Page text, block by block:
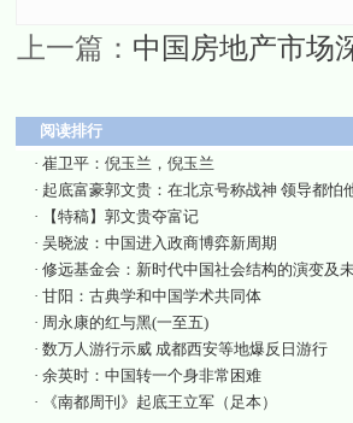
上一篇： 中国房地产市场
阅读排行
· 崔卫平：倪玉兰，倪玉兰
· 起底富豪郭文贵：在北京号称战神 领导都怕
·
【特稿】郭文贵夺富记
· 吴晓波：中国进入政商博弈新周期
· 修远基金会：新时代中国社会结构的演变及
· 甘阳：古典学和中国学术共同体
· 周永康的红与黑(一至五)
· 数万人游行示威 成都西安等地爆反日游行
· 余英时：中国转一个身非常困难
·
《南都周刊》起底王立军（足本）